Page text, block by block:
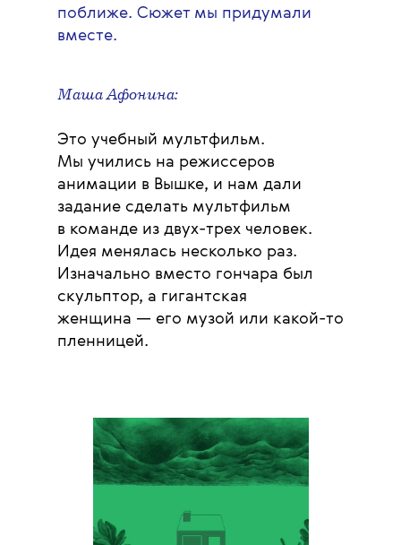
поближе. Сюжет мы придумали
вместе.
Маша Афонина:
Это учебный мультфильм.
Мы учились на режиссеров
анимации в Вышке, и нам дали
задание сделать мультфильм
в команде из двух-трех человек.
Идея менялась несколько раз.
Изначально вместо гончара был
скульптор, а гигантская
женщина — его музой или какой-то
пленницей.